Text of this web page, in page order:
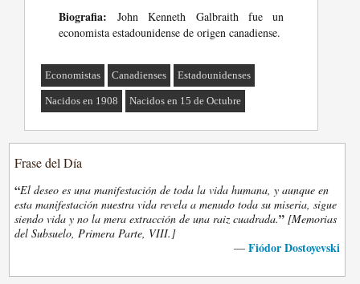
Biografia: John Kenneth Galbraith fue un
economista estadounidense de origen canadiense.
Economistas Canadienses Estadounidenses
Nacidos en 1908 Nacidos en 15 de Octubre
Frase del Día
“El deseo es una manifestación de toda la vida humana, y aunque en
esta manifestación nuestra vida revela a menudo toda su miseria, sigue
siendo vida y no la mera extracción de una raiz cuadrada.” [Memorias
del Subsuelo, Primera Parte, VIII.]
— Fiódor Dostoyevski